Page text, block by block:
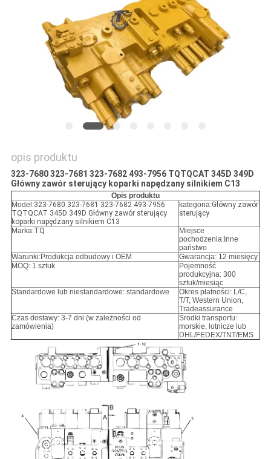
WYCENĘ
SITEMAP
POLITYKA
PRYWATNOŚCI
opis produktu
323-7680 323-7681 323-7682 493-7956 TQTQCAT 345D 349D
Główny zawór sterujący koparki napędzany silnikiem C13
Opis produktu
Model:323-7680 323-7681 323-7682 493-7956
TQTQCAT 345D 349D Główny zawór sterujący
koparki napędzany silnikiem C13
kategoria:Główny zawór
sterujący
Marka:TQ
Miejsce
pochodzenia:Inne
państwo
Warunki:Produkcja odbudowy i OEM
Gwarancja: 12 miesięcy
MOQ: 1 sztuk
Pojemność
produkcyjna: 300
sztuk/miesiąc
Standardowe lub niestandardowe: standardowe
Okres płatności: L/C,
T/T, Western Union,
Tradeassurance
Czas dostawy: 3-7 dni (w zależności od
zamówienia)
Środki transportu:
morskie, lotnicze lub
DHL/FEDEX/TNT/EMS